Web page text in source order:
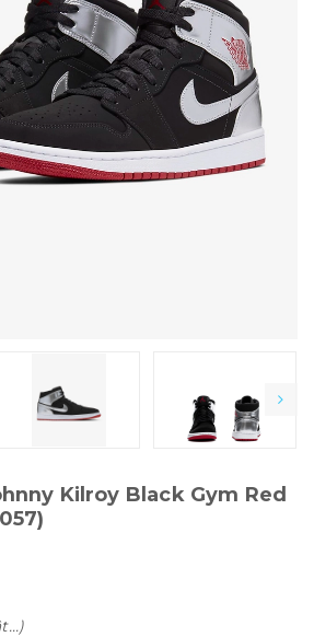
Kilroy Black Gym Red